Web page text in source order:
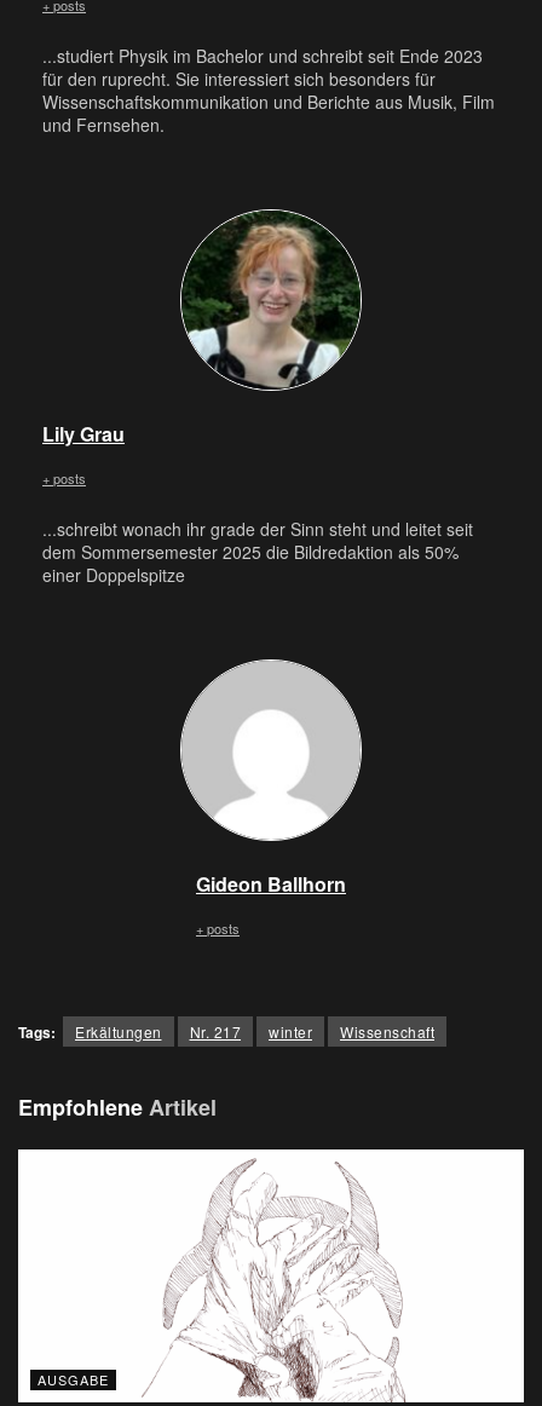
+ posts
...studiert Physik im Bachelor und schreibt seit Ende 2023
für den ruprecht. Sie interessiert sich besonders für
Wissenschaftskommunikation und Berichte aus Musik, Film
und Fernsehen.
Lily Grau
+ posts
...schreibt wonach ihr grade der Sinn steht und leitet seit
dem Sommersemester 2025 die Bildredaktion als 50%
einer Doppelspitze
Gideon Ballhorn
+ posts
Tags: Erkältungen Nr. 217 winter Wissenschaft
EmpfohleneArtikel
AUSGABE